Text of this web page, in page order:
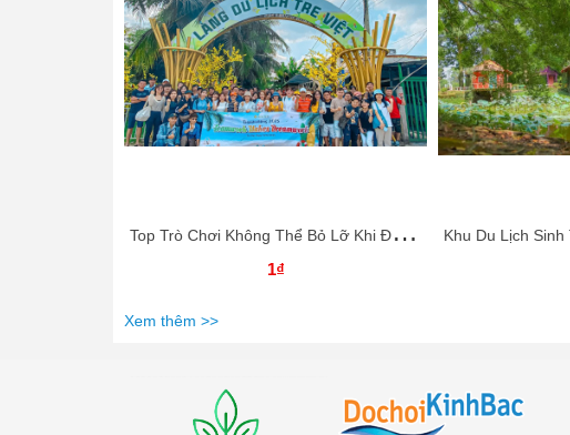
T
op Trò Chơi Không Thể Bỏ Lỡ Khi Đến Làng Du Lịch Tre Việt - Điểm Du Lịch Team Building Hấp Dẫn
1₫
Xem thêm >>